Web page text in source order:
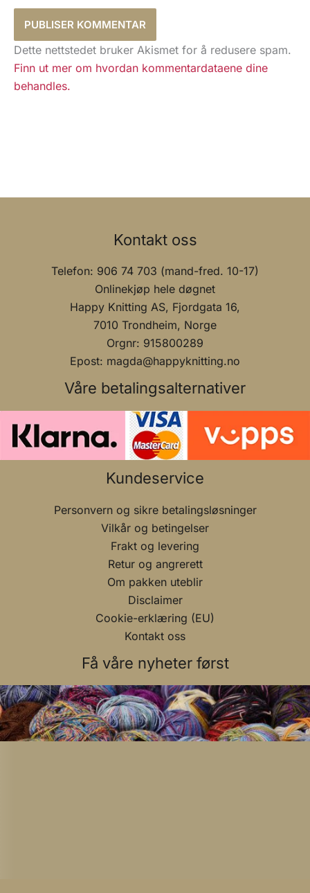
Dette nettstedet bruker Akismet for å redusere spam.
Finn ut mer om hvordan kommentardataene dine
behandles.
Kontakt oss
Telefon: 906 74 703 (mand-fred. 10-17)
Onlinekjøp hele døgnet
Happy Knitting AS, Fjordgata 16,
7010 Trondheim, Norge
Orgnr: 915800289
Epost: magda@happyknitting.no
Våre betalingsalternativer
Kundeservice
Personvern og sikre betalingsløsninger
Vilkår og betingelser
Frakt og levering
Retur og angrerett
Om pakken uteblir
Disclaimer
Cookie-erklæring (EU)
Kontakt oss
Få våre nyheter først